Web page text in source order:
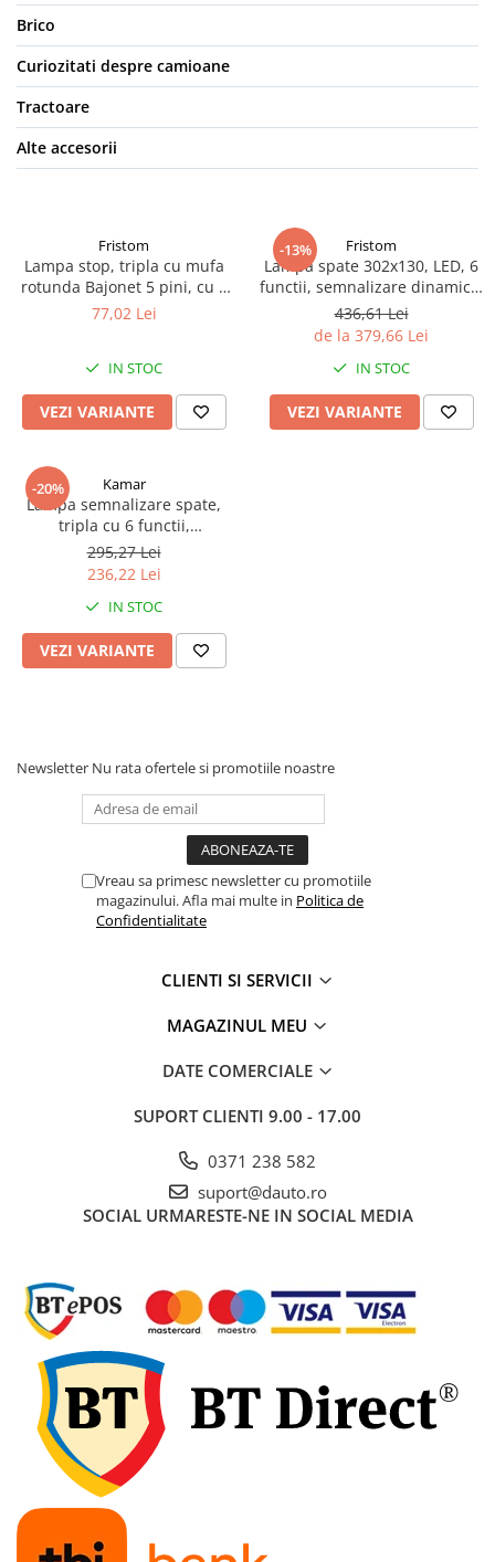
Brico
Curiozitati despre camioane
Tractoare
Alte accesorii
Fristom
Lampa stop, tripla cu mufa
rotunda Bajonet 5 pini, cu 6
functii, 23.8 x 13.8cm
77,02 Lei
IN STOC
VEZI VARIANTE
-13% Fristom
Lampa spate 302x130, LED, 6
functii, semnalizare dinamica,
cu triunghi
436,61 Lei
de la 379,66 Lei
IN STOC
VEZI VARIANTE
-20% Kamar
Lampa semnalizare spate,
tripla cu 6 functii,
semnalizare dinamica si efect
neon, 24 x 14cm
295,27 Lei
236,22 Lei
IN STOC
VEZI VARIANTE
Newsletter Nu rata ofertele si promotiile noastre
Vreau sa primesc newsletter cu promotiile
magazinului. Afla mai multe in Politica de
Confidentialitate
CLIENTI SI SERVICII
MAGAZINUL MEU
DATE COMERCIALE
SUPORT CLIENTI 9.00 - 17.00
0371 238 582
suport@dauto.ro
SOCIAL URMARESTE-NE IN SOCIAL MEDIA